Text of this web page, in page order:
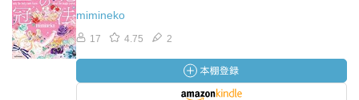
mimineko
17 4.75 2